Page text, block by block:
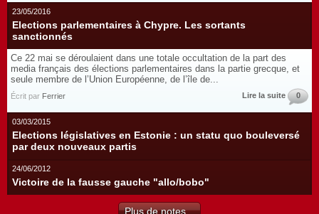
23/05/2016
Elections parlementaires à Chypre. Les sortants
sanctionnés
Ce 22 mai se déroulaient dans une totale occultation de la part des
media français des élections parlementaires dans la partie grecque, et
seule membre de l’Union Européenne, de l’île de...
Écrit par Ferrier Lire la suite 0
03/03/2015
Elections législatives en Estonie : un statu quo bouleversé
par deux nouveaux partis
24/06/2012
Victoire de la fausse gauche "allo/bobo"
Plus de notes...